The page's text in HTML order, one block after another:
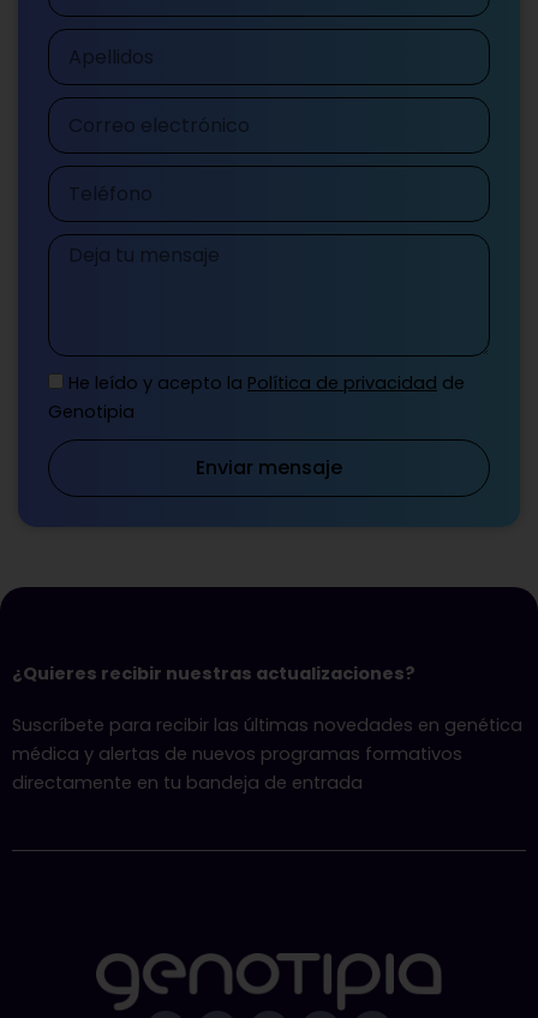
Apellidos
Correo
electrónico
Teléfono
Mensaje
He leído y acepto la Política de privacidad de
Genotipia
Enviar mensaje
¿Quieres recibir nuestras actualizaciones?
Suscríbete para recibir las últimas novedades en genética
médica y alertas de nuevos programas formativos
directamente en tu bandeja de entrada